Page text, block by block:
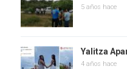
5 años hace
Yalitza
4 años hace